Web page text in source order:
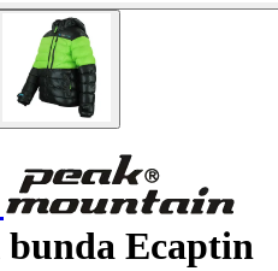
bunda Ecaptin